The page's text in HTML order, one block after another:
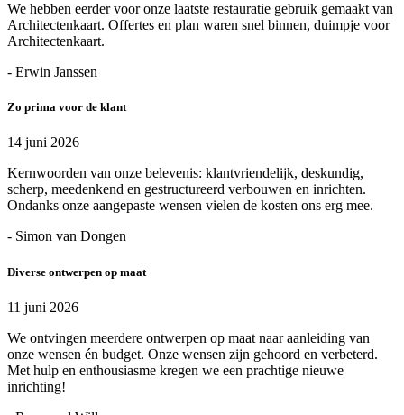
We hebben eerder voor onze laatste restauratie gebruik gemaakt van
Architectenkaart. Offertes en plan waren snel binnen, duimpje voor
Architectenkaart.
- Erwin Janssen
Zo prima voor de klant
14 juni 2026
Kernwoorden van onze belevenis: klantvriendelijk, deskundig,
scherp, meedenkend en gestructureerd verbouwen en inrichten.
Ondanks onze aangepaste wensen vielen de kosten ons erg mee.
- Simon van Dongen
Diverse ontwerpen op maat
11 juni 2026
We ontvingen meerdere ontwerpen op maat naar aanleiding van
onze wensen én budget. Onze wensen zijn gehoord en verbeterd.
Met hulp en enthousiasme kregen we een prachtige nieuwe
inrichting!